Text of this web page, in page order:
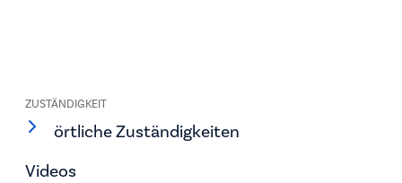
ZUSTÄNDIGKEIT
örtliche Zuständigkeiten
Videos